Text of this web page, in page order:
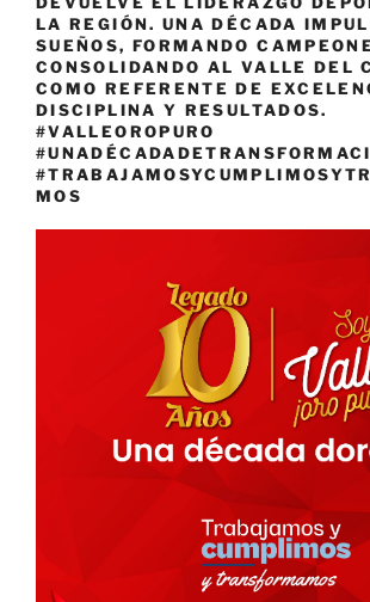
LA REGIÓN. UNA DÉCADA
SUEÑOS, FORMANDO
CONSOLIDANDO AL VALLE DEL
COMO REFERENTE DE
DISCIPLINA Y RESULTADOS.
#VALLEOROPURO
MOS